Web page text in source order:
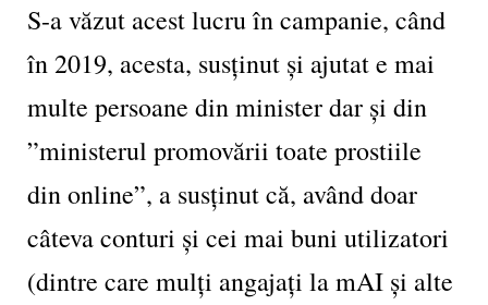
S-a văzut acest lucru în campanie, când
în 2019, acesta, susținut și ajutat e mai
multe persoane din minister dar și din
”ministerul promovării toate prostiile
din online”, a susținut că, având doar
câteva conturi și cei mai buni utilizatori
(dintre care mulți angajați la mAI și alte